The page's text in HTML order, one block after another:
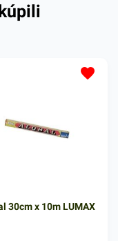
30cm x 10m LUMAX